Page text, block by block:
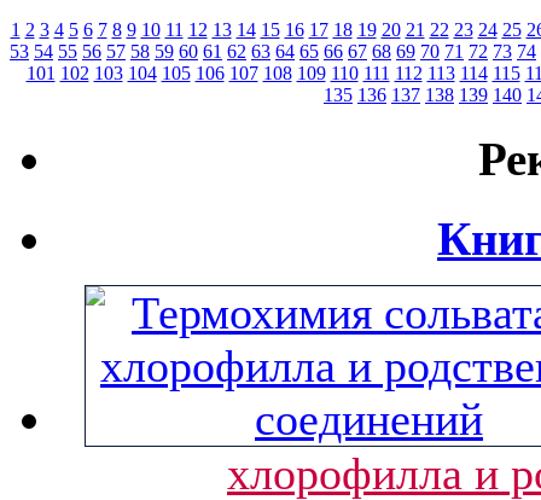
1 2 3 4 5 6 7 8 9 10 11 12 13 14 15 16 17 18 19 20 21 22 23 24 25
53 54 55 56 57 58 59 60 61 62 63 64 65 66 67 68 69 70 71 72 73 74
101 102 103 104 105 106 107 108 109 110 111 112 113 114 115
135 136 137 138 139 140
хлорофилла и